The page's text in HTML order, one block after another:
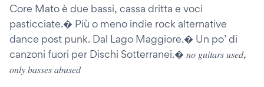
Core Mato è due bassi, cassa dritta e voci
pasticciate.� Più o meno indie rock alternative
dance post punk. Dal Lago Maggiore.� Un po’ di
canzoni fuori per Dischi Sotterranei.� 𝑛𝑜 𝑔𝑢𝑖𝑡𝑎𝑟𝑠 𝑢𝑠𝑒𝑑,
𝑜𝑛𝑙𝑦 𝑏𝑎𝑠𝑠𝑒𝑠 𝑎𝑏𝑢𝑠𝑒𝑑